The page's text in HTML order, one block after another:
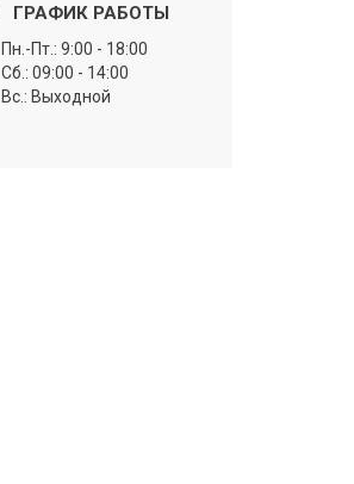
ГРАФИК РАБОТЫ
Пн.-Пт.: 9:00 - 18:00
Сб.: 09:00 - 14:00
Вс.: Выходной